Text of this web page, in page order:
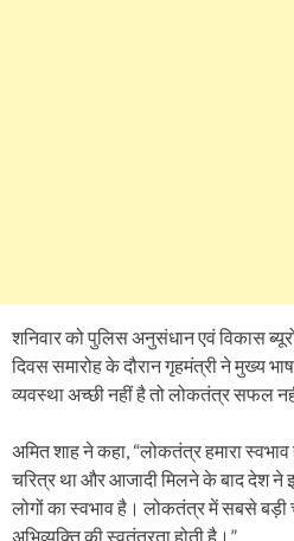
शनिवार को पुलिस अनुसंधान एवं विकास
दिवस समारोह के दौरान गृहमंत्री ने मुख्य
व्यवस्था अच्छी नहीं है तो लोकतंत्र सफल
अमित शाह ने कहा, “लोकतंत्र हमारा
चरित्र था और आजादी मिलने के बाद देश ने
लोगों का स्वभाव है। लोकतंत्र में सबसे बड़ी
अभिव्यक्ति की स्वतंत्रता होती है।”